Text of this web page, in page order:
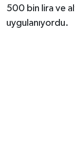
500 bin lira ve
uygulanıyordu.